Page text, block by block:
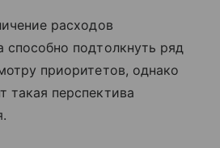
расходов
способно подтолкнуть ряд
приоритетов, однако
такая перспектива